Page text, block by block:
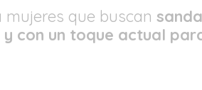
que buscan
con un toque actual